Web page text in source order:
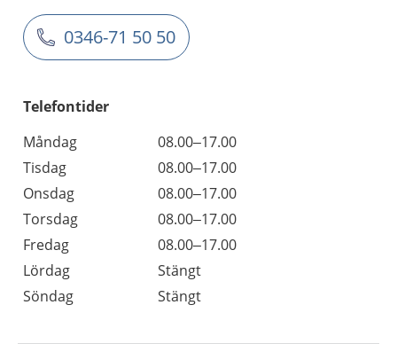
0346-71 50 50
Telefontider
Måndag
08.00–17.00
Tisdag
08.00–17.00
Onsdag
08.00–17.00
Torsdag
08.00–17.00
Fredag
08.00–17.00
Lördag
Stängt
Söndag
Stängt